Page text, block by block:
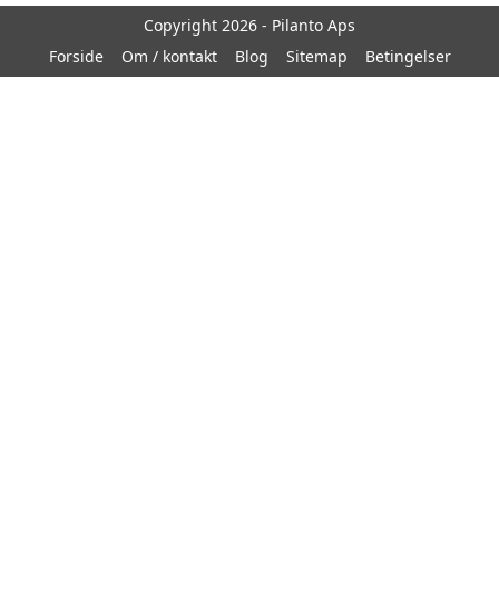
Copyright 2026 - Pilanto Aps
Forside
Om / kontakt Blog Sitemap Betingelser